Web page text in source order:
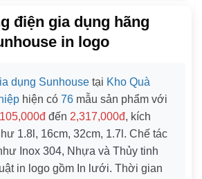
điện gia dụng hãng
in logo
dụng Sunhouse tại Kho Quà
hiện có 76 mẫu sản phẩm với
105,000đ đến 2,317,000đ, kích
1.8l , 16cm, 32cm, 1.7l . Chế tác
Inox 304, Nhựa và Thủy tinh
in logo gồm In lưới. Thời gian